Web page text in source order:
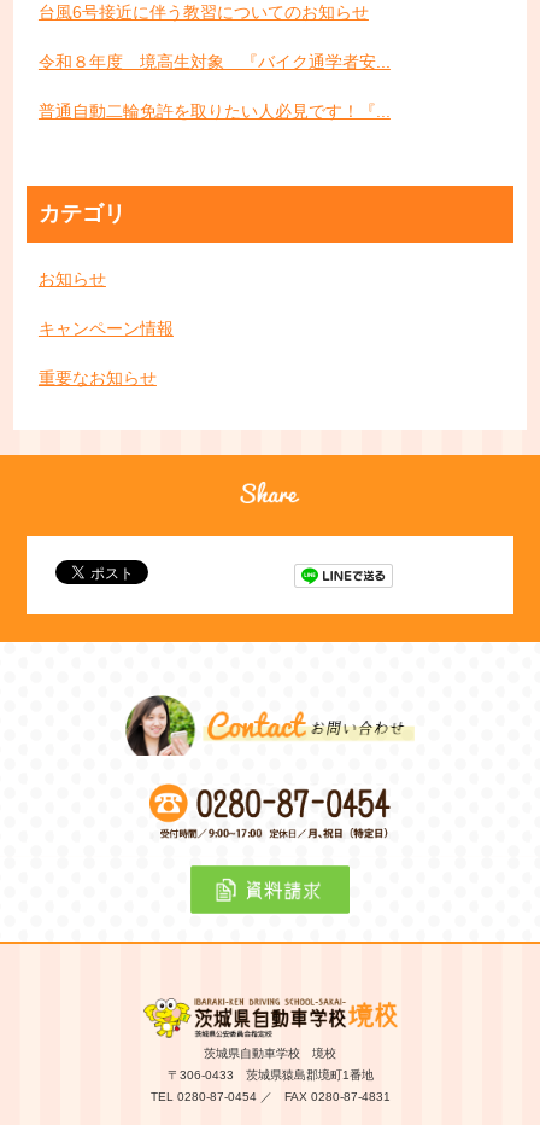
台風6号接近に伴う教習についてのお知らせ
令和８年度 境高生対象 『バイク通学者安...
普通自動二輪免許を取りたい人必見です！『...
カテゴリ
お知らせ
キャンペーン情報
重要なお知らせ
茨城県自動車学校 境校
〒306-0433 茨城県猿島郡境町1番地
TEL 0280-87-0454 ／ FAX 0280-87-4831